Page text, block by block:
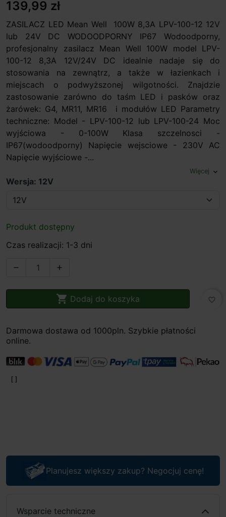
139,99 zł
ZASILACZ LED Mean Well 100W 8,3A LPV-100-12 12V
lub 24V DC WODOODPORNY IP67 Wodoodporny,
profesjonalny zasilacz Mean Well 100W model LPV-
100-12 8,3A 12V/24V DC idealnie nadaje się do
stosowania na zewnątrz, a także w łazienkach i
miejscach o podwyższonej wilgotności. Znajdzie
zastosowanie zarówno do taśm LED i pasków oraz
żarówek: G4, MR11, MR16 i modułów LED Parametry
techniczne: Model - LPV-100-12 lub LPV-100-24 Moc
wyjściowa - 0-100W Klasa szczelnosci -
IP67(wodoodporny) Napięcie wejsciowe - 230V AC
Napięcie wyjściowe -...
Więcej expand_more
Wersja: 12V
Produkt dostępny
Czas realizacji: 1-3 dni
 
 Dodaj do koszyka favorite_border
Darmowa dostawa od 1000pln. Szybkie płatności
online.
Planujesz większy zakup? Negocjuj cenę!
Wsparcie techniczne